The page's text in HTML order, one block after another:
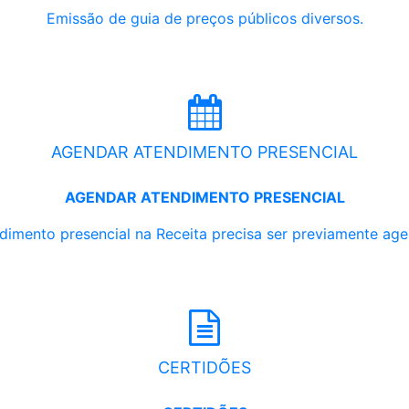
Emissão de guia de preços públicos diversos.
AGENDAR ATENDIMENTO PRESENCIAL
AGENDAR ATENDIMENTO PRESENCIAL
presencial na Receita precisa ser previamente
CERTIDÕES